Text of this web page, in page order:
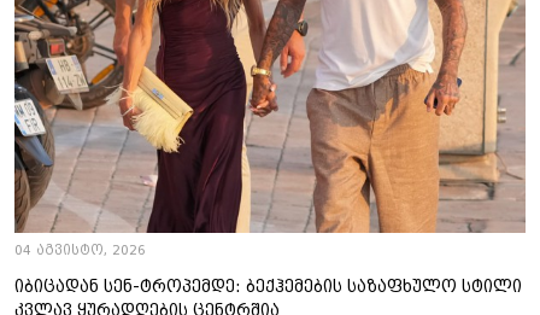
04 აგვისტო, 2026
იბიცადან სენ-ტროპემდე: ბექჰემების საზაფხულო სტილი
კვლავ ყურადღების ცენტრშია